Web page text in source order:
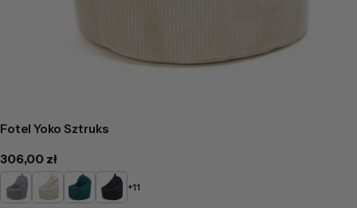
Fotel Yoko Sztruks
Cena
regularna
306,00 zł
Gołębi KremowyButelkowa
zieleń
Czarny+11